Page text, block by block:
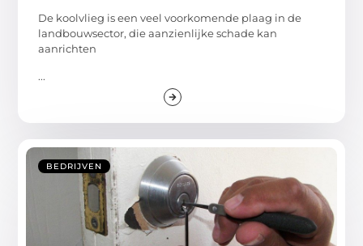
De koolvlieg is een veel voorkomende plaag in de
landbouwsector, die aanzienlijke schade kan
aanrichten
...
BEDRIJVEN